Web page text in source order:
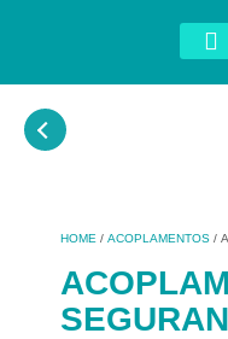
HOME / ACOPLAMENTOS /